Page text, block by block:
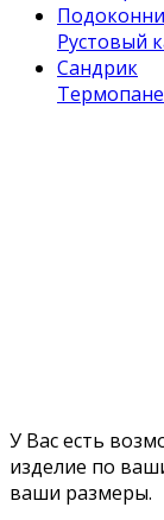
Рустовый
Сандрик
У Вас есть
изделие по
ваши размеры.